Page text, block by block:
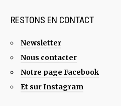
RESTONS EN CONTACT
Newsletter
Nous contacter
Notre page Facebook
Et sur Instagram